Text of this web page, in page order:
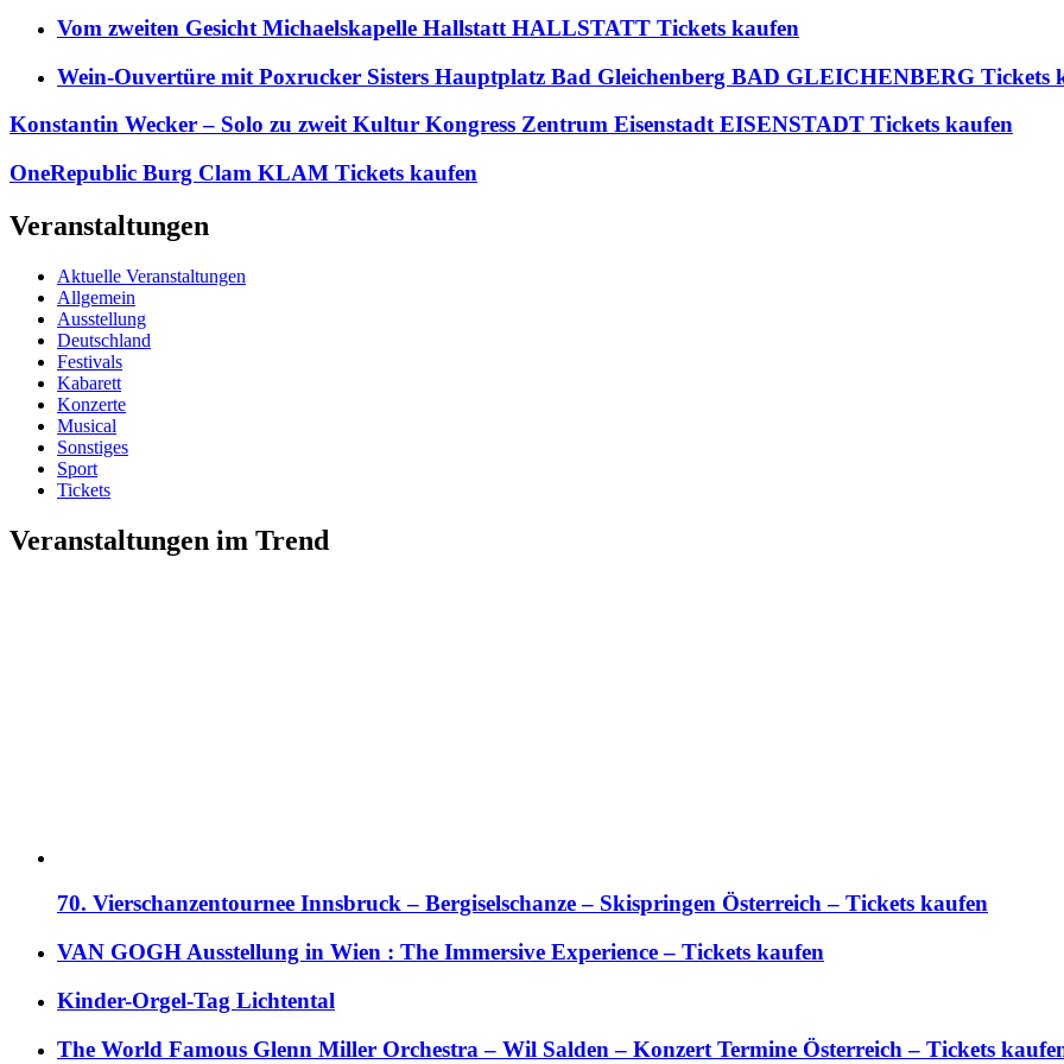
Vom zweiten Gesicht Michaelskapelle Hallstatt HALLSTATT Tickets kaufen
Wein-Ouvertüre mit Poxrucker Sisters Hauptplatz Bad Gleichenberg BAD GLEICHENBERG Tickets
Konstantin Wecker – Solo zu zweit Kultur Kongress Zentrum Eisenstadt EISENSTADT Tickets kaufen
OneRepublic Burg Clam KLAM Tickets kaufen
Veranstaltungen
Aktuelle Veranstaltungen
Allgemein
Ausstellung
Deutschland
Festivals
Kabarett
Konzerte
Musical
Sonstiges
Sport
Tickets
Veranstaltungen im Trend
70. Vierschanzentournee Innsbruck – Bergiselschanze – Skispringen Österreich – Tickets kaufen
VAN GOGH Ausstellung in Wien : The Immersive Experience – Tickets kaufen
Kinder-Orgel-Tag Lichtental
The World Famous Glenn Miller Orchestra – Wil Salden – Konzert Termine Österreich – Tickets